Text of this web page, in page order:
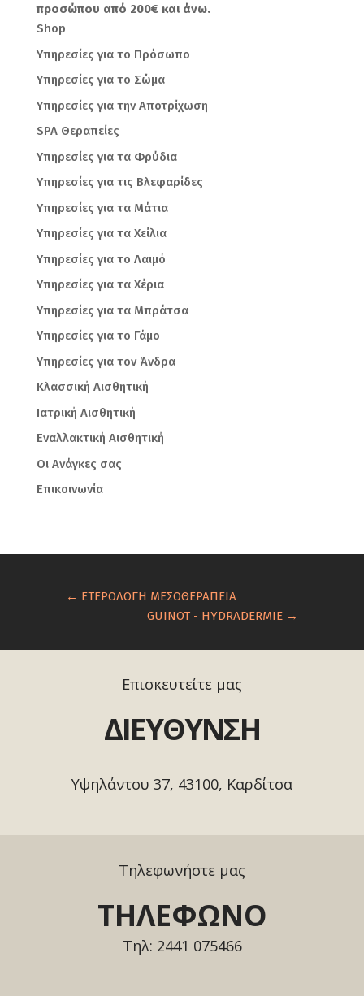
προσώπου από 200€ και άνω.
Shop
Υπηρεσίες για το Πρόσωπο
Υπηρεσίες για το Σώμα
Υπηρεσίες για την Αποτρίχωση
SPA Θεραπείες
Υπηρεσίες για τα Φρύδια
Υπηρεσίες για τις Βλεφαρίδες
Υπηρεσίες για τα Μάτια
Υπηρεσίες για τα Χείλια
Υπηρεσίες για το Λαιμό
Υπηρεσίες για τα Χέρια
Υπηρεσίες για τα Μπράτσα
Υπηρεσίες για το Γάμο
Υπηρεσίες για τον Άνδρα
Κλασσική Αισθητική
Ιατρική Αισθητική
Εναλλακτική Αισθητική
Οι Ανάγκες σας
Επικοινωνία
← ΕΤΕΡΟΛΟΓΗ ΜΕΣΟΘΕΡΑΠΕΙΑ
GUINOT - HYDRADERMIE →
Επισκευτείτε μας
ΔΙΕΥΘΥΝΣΗ
Υψηλάντου 37, 43100, Καρδίτσα
Τηλεφωνήστε μας
ΤΗΛΕΦΩΝΟ
Τηλ: 2441 075466